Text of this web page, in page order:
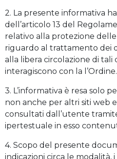
2. La presente informativa
dell’articolo 13 del
relativo alla protezione
riguardo al trattamento dei
alla libera circolazione di tali
interagiscono con la l’Ordine.
3. L’informativa è resa solo
non anche per altri siti web
consultati dall’utente
ipertestuale in esso
4. Scopo del presente
indicazioni circa le modalità,